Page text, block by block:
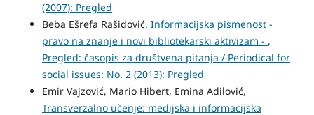
(2007): Pregled
Beba Ešrefa Rašidović, Informacijska pismenost -
pravo na znanje i novi bibliotekarski aktivizam - ,
Pregled: časopis za društvena pitanja / Periodical for
social issues: No. 2 (2013): Pregled
Emir Vajzović, Mario Hibert, Emina Adilović,
Transverzalno učenje: medijska i informacijska